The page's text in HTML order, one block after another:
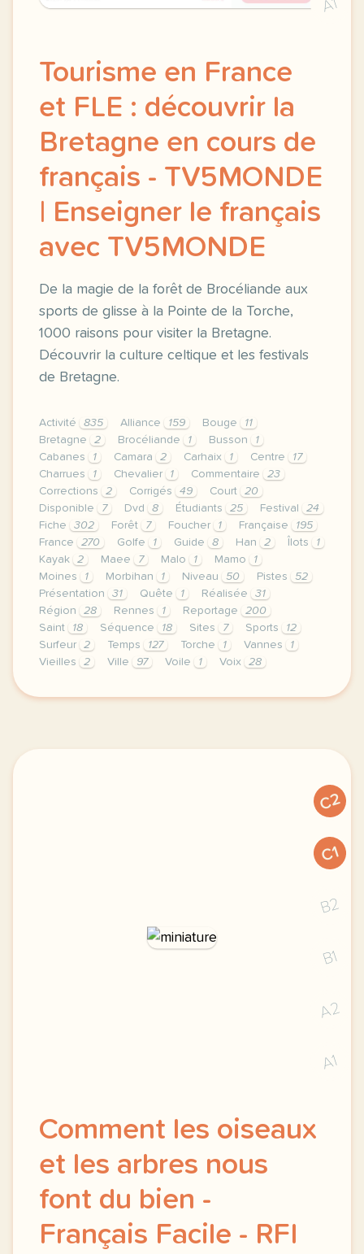
A1
Tourisme en France
et FLE : découvrir la
Bretagne en cours de
français - TV5MONDE
| Enseigner le français
avec TV5MONDE
De la magie de la forêt de Brocéliande aux
sports de glisse à la Pointe de la Torche,
1000 raisons pour visiter la Bretagne.
Découvrir la culture celtique et les festivals
de Bretagne.
Activité 835 Alliance 159 Bouge
11
Bretagne
2 Brocéliande 1 Busson
1
Cabanes
1 Camara 2 Carhaix 1 Centre
17
Charrues
1 Chevalier 1 Commentaire
23
Corrections
2 Corrigés 49 Court
20
Disponible
7 Dvd 8 Étudiants 25 Festival
24
Fiche
302 Forêt 7 Foucher 1 Française
195
France
270 Golfe 1 Guide 8 Han 2 Îlots
1
Kayak
2 Maee 7 Malo 1 Mamo
1
Moines
1 Morbihan 1 Niveau 50 Pistes
52
Présentation
31 Quête 1 Réalisée
31
Région
28 Rennes 1 Reportage
200
Saint
18 Séquence 18 Sites 7 Sports
12
Surfeur
2 Temps 127 Torche 1 Vannes
1
Vieilles
2 Ville 97 Voile 1 Voix 28
le respect de votre vie privee est une priorite
C2
C1
B2
B1
A2
A1
Comment les oiseaux
et les arbres nous
font du bien -
Français Facile - RFI